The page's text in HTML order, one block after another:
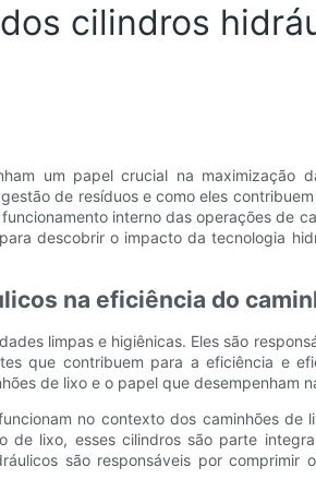
cilindros
um papel crucial na
de resíduos e como eles
interno das operações de
descobrir o impacto da tecnologia
na eficiência do
limpas e higiênicas. Eles são
que contribuem para a eficiência e
de lixo e o papel que desempenham
no contexto dos caminhões
lixo, esses cilindros são parte
são responsáveis ​​por